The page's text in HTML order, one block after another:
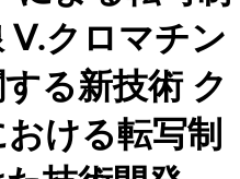
Ⅴ.クロマチン
る新技術 ク
ける転写制